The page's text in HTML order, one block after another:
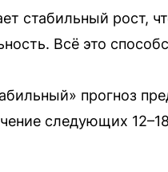
стабильный рост,
Всё это
прогноз
следующих